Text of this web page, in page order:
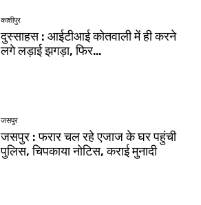
काशीपुर
दुस्साहस : आईटीआई कोतवाली में ही करने
लगे लड़ाई झगड़ा, फिर…
जसपुर
जसपुर : फरार चल रहे एजाज के घर पहुंची
पुलिस, चिपकाया नोटिस, कराई मुनादी